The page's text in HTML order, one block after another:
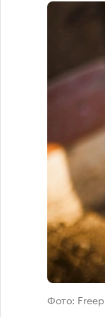
Фото: